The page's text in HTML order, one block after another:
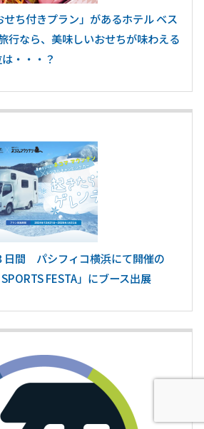
せち付きプラン」があるホテル ベス
行なら、美味しいおせちが味わえる
・・・？
日間 パシフィコ横浜にて開催の
SPORTS FESTA」にブース出展